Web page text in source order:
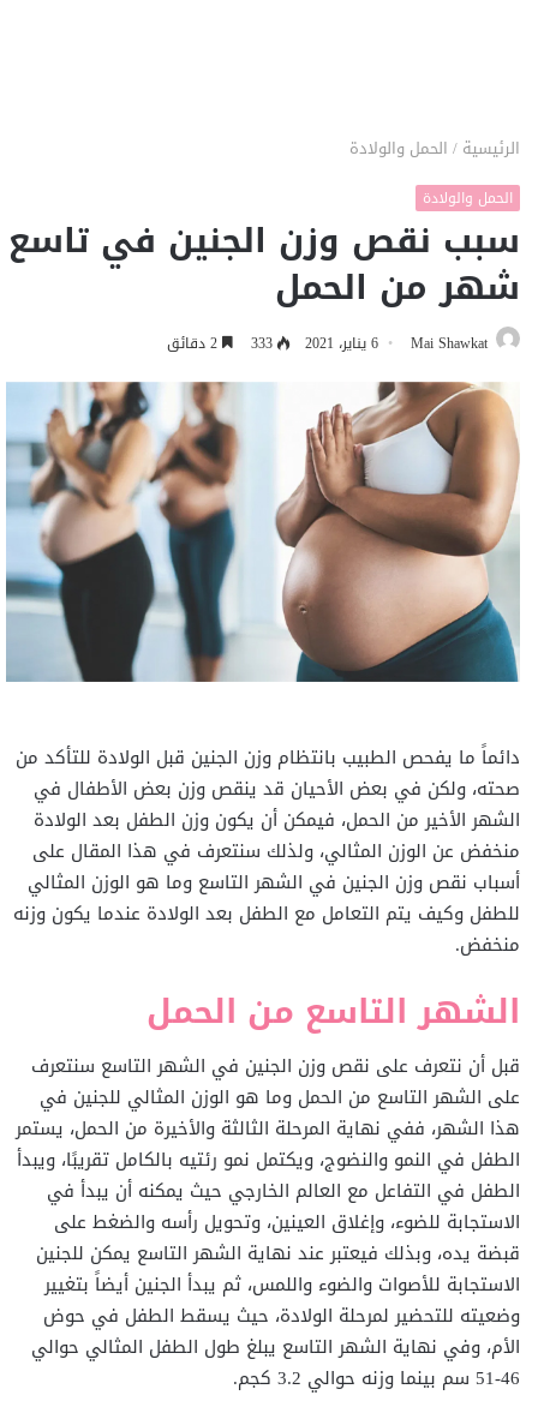
الرئيسية / الحمل والولادة
الحمل والولادة
سبب نقص وزن الجنين في تاسع
شهر من الحمل
Mai Shawkat 6 يناير، 2021 333
دائماً ما يفحص الطبيب بانتظام وزن الجنين قبل الولادة للتأكد من
صحته، ولكن في بعض الأحيان قد ينقص وزن بعض الأطفال في
الشهر الأخير من الحمل، فيمكن أن يكون وزن الطفل بعد الولادة
منخفض عن الوزن المثالي، ولذلك سنتعرف في هذا المقال على
أسباب نقص وزن الجنين في الشهر التاسع وما هو الوزن المثالي
للطفل وكيف يتم التعامل مع الطفل بعد الولادة عندما يكون وزنه
منخفض.
الشهر التاسع من الحمل
قبل أن نتعرف على نقص وزن الجنين في الشهر التاسع سنتعرف
على الشهر التاسع من الحمل وما هو الوزن المثالي للجنين في
هذا الشهر، ففي نهاية المرحلة الثالثة والأخيرة من الحمل، يستمر
الطفل في النمو والنضوج، ويكتمل نمو رئتيه بالكامل تقريبًا، ويبدأ
الطفل في التفاعل مع العالم الخارجي حيث يمكنه أن يبدأ في
الاستجابة للضوء، وإغلاق العينين، وتحويل رأسه والضغط على
قبضة يده، وبذلك فيعتبر عند نهاية الشهر التاسع يمكن للجنين
الاستجابة للأصوات والضوء واللمس، ثم يبدأ الجنين أيضاً بتغيير
وضعيته للتحضير لمرحلة الولادة، حيث يسقط الطفل في حوض
الأم، وفي نهاية الشهر التاسع يبلغ طول الطفل المثالي حوالي
46-51 سم بينما وزنه حوالي 3.2 كجم.